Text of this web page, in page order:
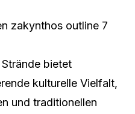
bietet
kulturelle Vielfalt,
und traditionellen